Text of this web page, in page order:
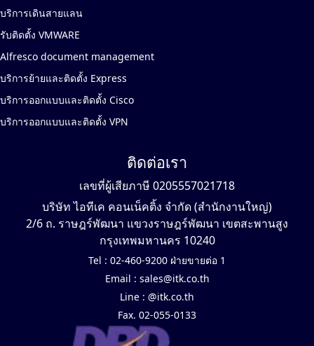
บริการเดินสายแลน
รับติดตั้ง VMWARE
Alfresco document management
บริการย้ายและติดตั้ง Express
บริการออกแบบและติดตั้ง Cisco
บริการออกแบบและติดตั้ง VPN
ติดต่อเรา
เลขที่ผู้เสียภาษี 0205557021718
บริษัท ไอทีเค คอนเน็คติ้ง จำกัด (สำนักงานใหญ่)
2/6 ถ. ราษฎร์พัฒนา แขวงราษฎร์พัฒนา เขตสะพานสูง
กรุงเทพมหานคร 10240
Tel : 02-460-9200 ฝ่ายขายต่อ 1
Email : sales@itk.co.th
Line : @itk.co.th
Fax. 02-055-0133